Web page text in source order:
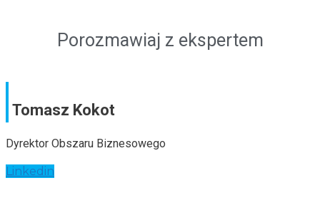
Porozmawiaj z ekspertem
Tomasz Kokot
Dyrektor Obszaru Biznesowego
Linkedin